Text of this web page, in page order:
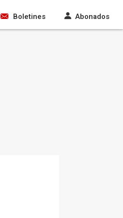
Boletines Abonados